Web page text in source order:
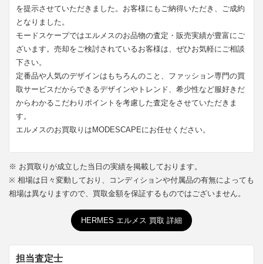
を提示させていただきました。お客様にもご納得いただき、ご成約
となりました。
モードスケープではエルメスのお品物の査定・販売実績が豊富にご
ざいます。売却をご検討されているお客様は、ぜひお気軽にご相談
下さい。
定番品や人気のデザインはもちろんのこと、ファッション専門の買
取サービスだからできるデザインやトレンド、希少性など服好きだ
からわかるこだわりポイントを考慮した査定をさせていただきま
す。
エルメスのお買取りはMODESCAPEにお任せください。
※ お買取りが成立した当日の実績を掲載しております。
※ 相場は日々変動しており、コンディションや付属品の有無によっても
相場は異なりますので、買取金額を保証するものではございません。
HERMES エルメス 買取 詳細
担当査定士